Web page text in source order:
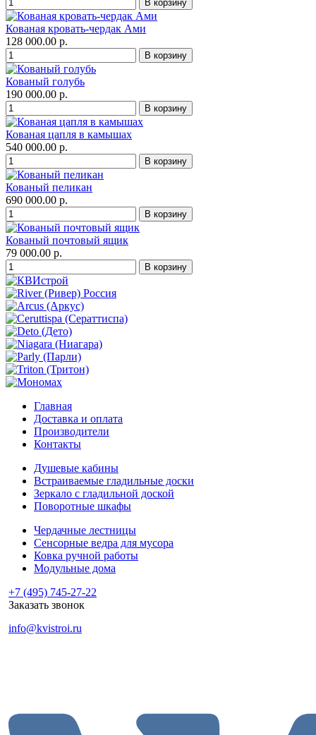
Кованая кровать-чердак Ами
128 000.00 р.
Кованый голубь
190 000.00 р.
Кованая цапля в камышах
540 000.00 р.
Кованый пеликан
690 000.00 р.
Кованый почтовый ящик
79 000.00 р.
Главная
Доставка и оплата
Производители
Контакты
Душевые кабины
Встраиваемые гладильные доски
Зеркало с гладильной доской
Поворотные шкафы
Чердачные лестницы
Сенсорные ведра для мусора
Ковка ручной работы
Модульные дома
+7 (495) 745-27-22
Заказать звонок
info@kvistroi.ru